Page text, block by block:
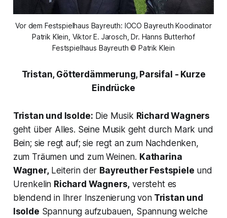
Vor dem Festspielhaus Bayreuth: IOCO Bayreuth Koodinator
Patrik Klein, Viktor E. Jarosch, Dr. Hanns Butterhof
Festspielhaus Bayreuth © Patrik Klein
Tristan, Götterdämmerung, Parsifal - Kurze
Eindrücke
Tristan und Isolde: Die Musik Richard Wagners
geht über Alles. Seine Musik geht durch Mark und
Bein; sie regt auf; sie regt an zum Nachdenken,
zum Träumen und zum Weinen. Katharina
Wagner,Leiterin der Bayreuther Festspiele und
Urenkelin Richard Wagners, versteht es
blendend in Ihrer Inszenierung vonTristan und
Isolde Spannung aufzubauen, Spannung welche